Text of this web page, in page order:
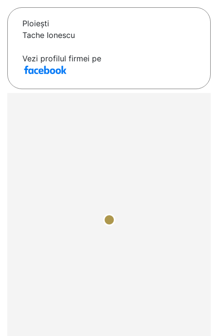
Ploieşti
Tache Ionescu
Vezi profilul firmei pe